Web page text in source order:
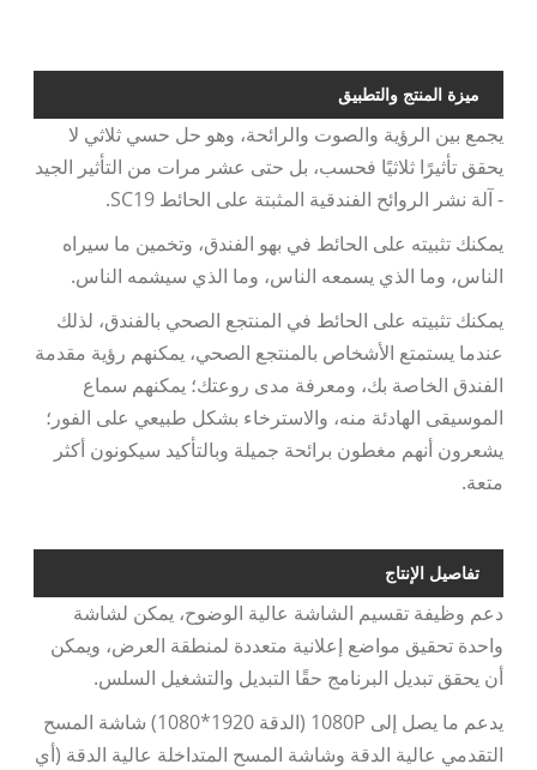
ميزة المنتج والتطبيق
يجمع بين الرؤية والصوت والرائحة، وهو حل حسي ثلاثي لا
يحقق تأثيرًا ثلاثيًا فحسب، بل حتى عشر مرات من التأثير الجيد
- آلة نشر الروائح الفندقية المثبتة على الحائط SC19.
يمكنك تثبيته على الحائط في بهو الفندق، وتخمين ما سيراه
الناس، وما الذي يسمعه الناس، وما الذي سيشمه الناس.
يمكنك تثبيته على الحائط في المنتجع الصحي بالفندق، لذلك
عندما يستمتع الأشخاص بالمنتجع الصحي، يمكنهم رؤية مقدمة
الفندق الخاصة بك، ومعرفة مدى روعتك؛ يمكنهم سماع
الموسيقى الهادئة منه، والاسترخاء بشكل طبيعي على الفور؛
يشعرون أنهم مغطون برائحة جميلة وبالتأكيد سيكونون أكثر
متعة.
تفاصيل الإنتاج
دعم وظيفة تقسيم الشاشة عالية الوضوح، يمكن لشاشة
واحدة تحقيق مواضع إعلانية متعددة لمنطقة العرض، ويمكن
أن يحقق تبديل البرنامج حقًا التبديل والتشغيل السلس.
يدعم ما يصل إلى 1080P (الدقة 1920*1080) شاشة المسح
التقدمي عالية الدقة وشاشة المسح المتداخلة عالية الدقة (أي